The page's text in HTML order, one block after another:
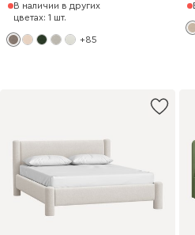
В наличии в других
цветах: 1 шт.
+85